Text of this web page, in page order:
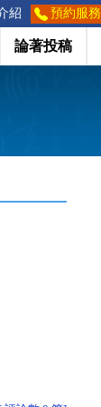
紹 預約服務
論著投稿